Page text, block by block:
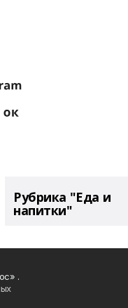
Рубрика "Еда и
напитки"
.